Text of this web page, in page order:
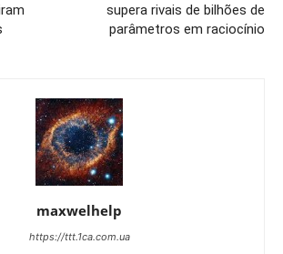
supera rivais de bilhões de
parâmetros em raciocínio
maxwelhelp
https://ttt.1ca.com.ua